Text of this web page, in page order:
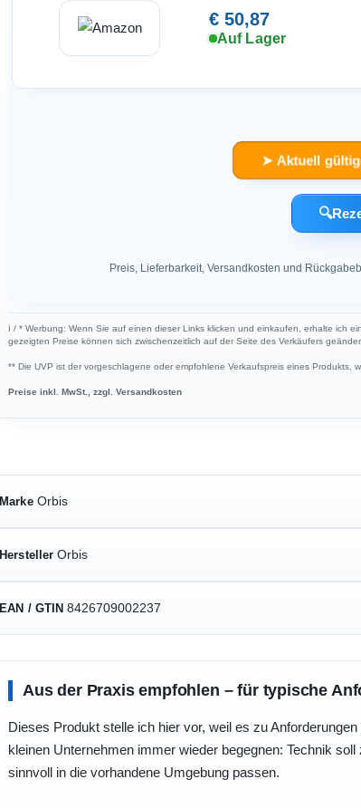
€ 50,87
Auf Lager
➤ Aktuell
🔍
Preis, Lieferbarkeit, Versandkosten und
ℹ︎ / * Werbung: Wenn Sie auf einen dieser Links klicken und einkaufen, erhalte ich
gezeigten Preise können sich zwischenzeitlich auf der Seite des Verkäufers
** Die UVP ist der vorgeschlagene oder empfohlene Verkaufspreis eines Produkts,
Preise inkl. MwSt., zzgl. Versandkosten
Marke Orbis
Hersteller Orbis
EAN / GTIN 8426709002237
Aus der Praxis empfohlen – für typische
Dieses Produkt stelle ich hier vor, weil es zu
kleinen Unternehmen immer wieder begegnen: Technik
sinnvoll in die vorhandene Umgebung passen.